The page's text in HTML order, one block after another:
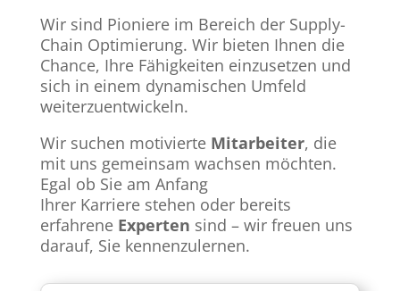
Wir sind Pioniere im Bereich der Supply-
Chain Optimierung. Wir bieten Ihnen die
Chance, Ihre Fähigkeiten einzusetzen und
sich in einem dynamischen Umfeld
weiterzuentwickeln.
Wir suchen motivierte Mitarbeiter, die
mit uns gemeinsam wachsen möchten.
Egal ob Sie am Anfang
Ihrer Karrierestehen oder bereits
erfahrene Experten sind – wir freuen uns
darauf, Sie kennenzulernen.